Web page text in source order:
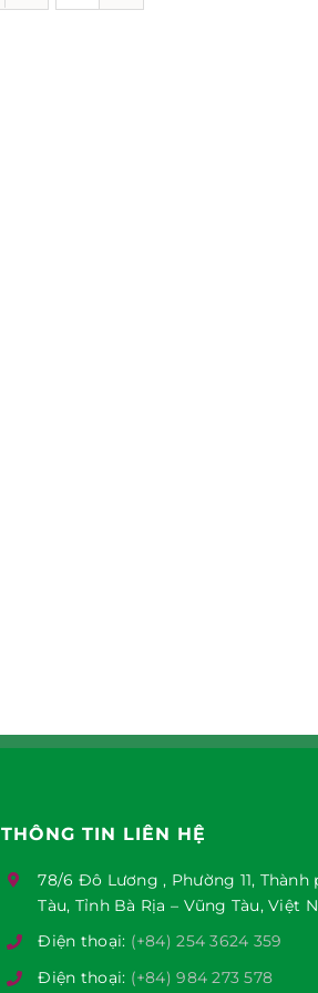
THÔNG TIN LIÊN HỆ
78/6 Đô Lương , Phường 11, Thành
Tàu, Tỉnh Bà Rịa – Vũng Tàu, Việt
Điện thoại: (+84) 254 3624 359
Điện thoại: (+84) 984 273 578